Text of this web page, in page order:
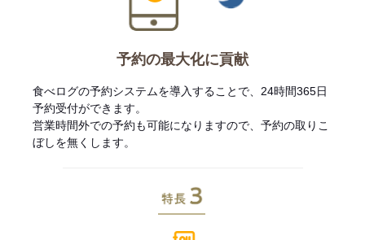
予約の最大化に貢献
食べログの予約システムを導入することで、24時間365日
予約受付ができます。
営業時間外での予約も可能になりますので、予約の取りこ
ぼしを無くします。